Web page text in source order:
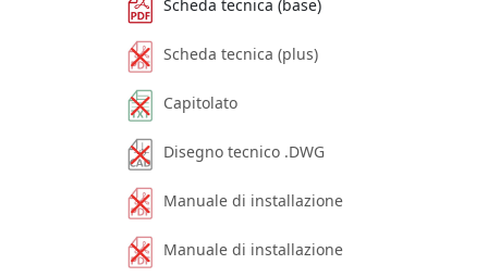
Scheda tecnica (base)
Scheda tecnica (plus)
Capitolato
Disegno tecnico .DWG
Manuale di installazione
Manuale di installazione